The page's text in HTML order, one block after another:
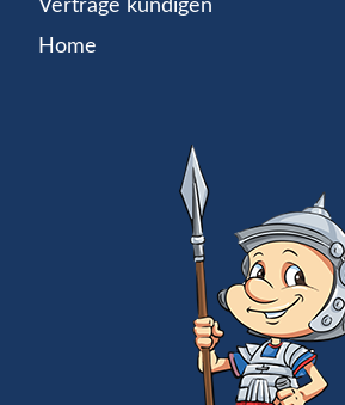
Verträge kündigen
Home